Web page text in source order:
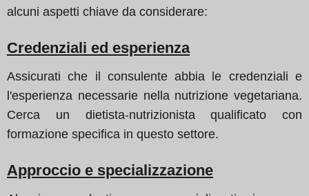
alcuni aspetti chiave da considerare:
Credenziali ed esperienza
Assicurati che il consulente abbia le credenziali e
l'esperienza necessarie nella nutrizione vegetariana.
Cerca un dietista-nutrizionista qualificato con
formazione specifica in questo settore.
Approccio e specializzazione